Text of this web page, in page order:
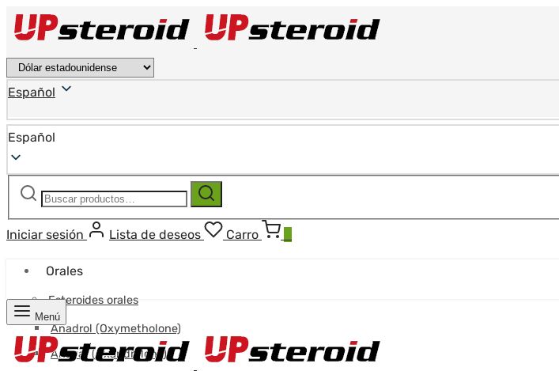
Español
Español
Buscar: Buscar
Iniciar sesión Lista de deseos Carro
Orales
Esteroides orales
Anadrol (Oxymetholone)
Anavar (Oxandrolona)
Menú